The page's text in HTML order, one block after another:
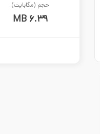
حجم (مگابایت)
6.39 MB